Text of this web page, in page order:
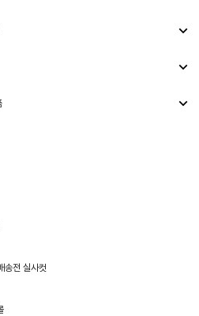
송전 실사컷